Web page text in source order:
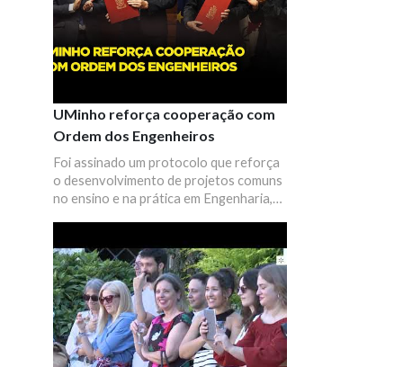
UMinho reforça cooperação com
Ordem dos Engenheiros
Foi assinado um protocolo que reforça
o desenvolvimento de projetos comuns
no ensino e na prática em Engenharia,
Engenharia da UMinho que se debruçou
sobre o tema "Engenharia e o Futuro".